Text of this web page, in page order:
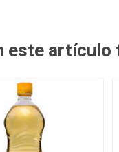
este artículo